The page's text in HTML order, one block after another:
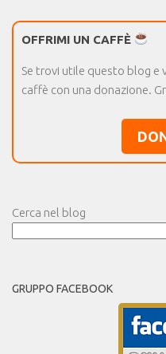
OFFRIMI UN CAFFÈ
Se trovi utile questo blog
caffè con una donazione.
Cerca nel blog
GRUPPO FACEBOOK